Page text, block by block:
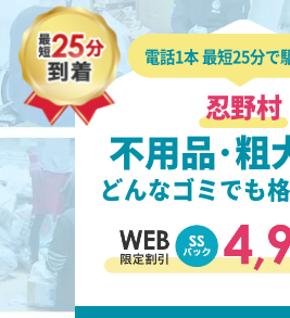
電話1本 最短25分で
忍野村
不用品･粗
どんなゴミでも